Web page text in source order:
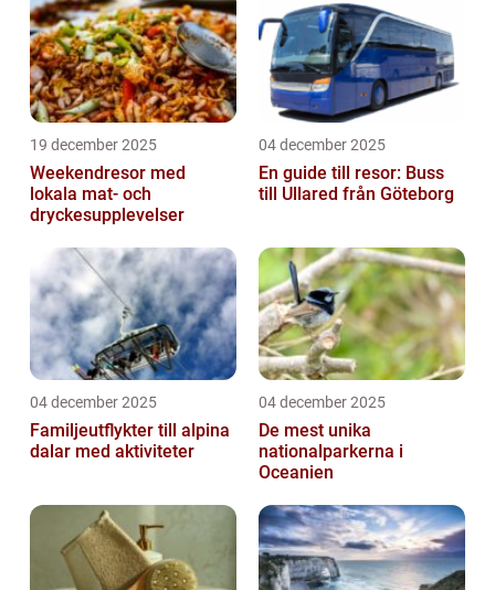
19 december 2025
Weekendresor med
lokala mat- och
dryckesupplevelser
04 december 2025
En guide till resor: Buss
till Ullared från Göteborg
04 december 2025
Familjeutflykter till alpina
dalar med aktiviteter
04 december 2025
De mest unika
nationalparkerna i
Oceanien